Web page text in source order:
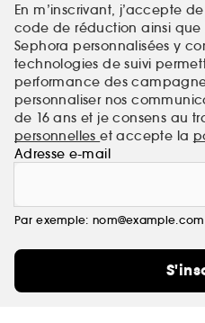
En m’inscrivant, j’accepte
code de réduction ainsi que
Sephora personnalisées y
technologies de suivi
performance des
personnaliser nos
de 16 ans et je consens au
personnelleset accepte la
Adresse e-mail
Par exemple: nom@example.com